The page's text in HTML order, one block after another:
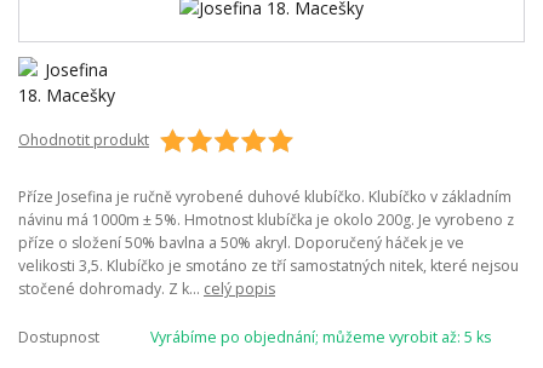
Ohodnotit produkt
Příze Josefina je ručně vyrobené duhové klubíčko. Klubíčko v základním
návinu má 1000m ± 5%. Hmotnost klubíčka je okolo 200g. Je vyrobeno z
příze o složení 50% bavlna a 50% akryl. Doporučený háček je ve
velikosti 3,5. Klubíčko je smotáno ze tří samostatných nitek, které nejsou
stočené dohromady. Z k... celý popis
Dostupnost
Vyrábíme po objednání; můžeme vyrobit až: 5 ks